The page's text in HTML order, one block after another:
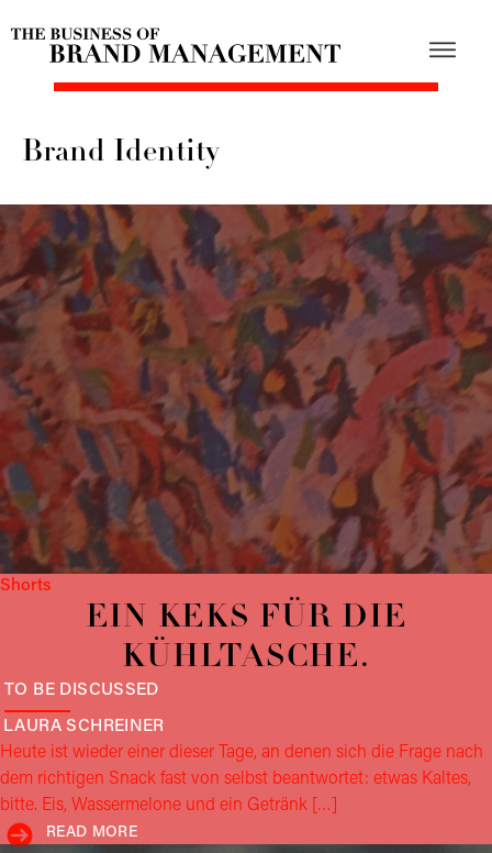
Brand Identity
Shorts
EIN KEKS FÜR DIE
KÜHLTASCHE.
LAURASCHREINER
TO BE DISCUSSED
Heute ist wieder einer dieser Tage, an denen sich die Frage nach
dem richtigen Snack fast von selbst beantwortet: etwas Kaltes,
bitte. Eis, Wassermelone und ein Getränk […]
READ MORE